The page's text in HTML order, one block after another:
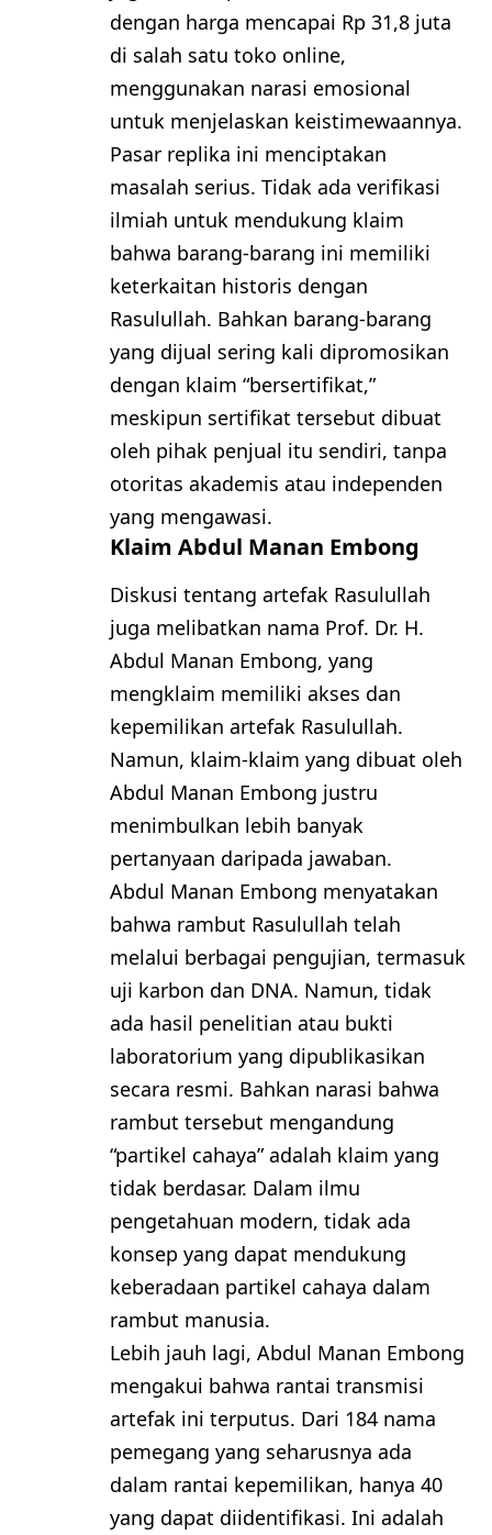
dengan harga mencapai Rp 31,8 juta
di salah satu toko online,
menggunakan narasi emosional
untuk menjelaskan keistimewaannya.
Pasar replika ini menciptakan
masalah serius. Tidak ada verifikasi
ilmiah untuk mendukung klaim
bahwa barang-barang ini memiliki
keterkaitan historis dengan
Rasulullah. Bahkan barang-barang
yang dijual sering kali dipromosikan
dengan klaim “bersertifikat,”
meskipun sertifikat tersebut dibuat
oleh pihak penjual itu sendiri, tanpa
otoritas akademis atau independen
yang mengawasi.
Klaim Abdul Manan Embong
Diskusi tentang artefak Rasulullah
juga melibatkan nama Prof. Dr. H.
Abdul Manan Embong, yang
mengklaim memiliki akses dan
kepemilikan artefak Rasulullah.
Namun, klaim-klaim yang dibuat oleh
Abdul Manan Embong justru
menimbulkan lebih banyak
pertanyaan daripada jawaban.
Abdul Manan Embong menyatakan
bahwa rambut Rasulullah telah
melalui berbagai pengujian, termasuk
uji karbon dan DNA. Namun, tidak
ada hasil penelitian atau bukti
laboratorium yang dipublikasikan
secara resmi. Bahkan narasi bahwa
rambut tersebut mengandung
“partikel cahaya” adalah klaim yang
tidak berdasar. Dalam ilmu
pengetahuan modern, tidak ada
konsep yang dapat mendukung
keberadaan partikel cahaya dalam
rambut manusia.
Lebih jauh lagi, Abdul Manan Embong
mengakui bahwa rantai transmisi
artefak ini terputus. Dari 184 nama
pemegang yang seharusnya ada
dalam rantai kepemilikan, hanya 40
yang dapat diidentifikasi. Ini adalah